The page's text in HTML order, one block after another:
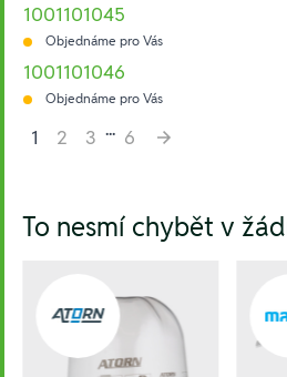
1001101045
Objednáme pro Vás
1001101046
Objednáme pro Vás
1
2 3 ... 6
To nesmí chybět v